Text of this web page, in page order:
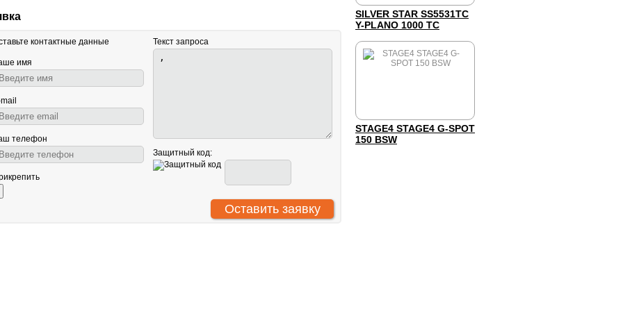
контактные данные
имя
телефон
Текст запроса
Защитный код:
SILVER STAR SS5531TC
Y-PLANO 1000 TC
STAGE4 STAGE4 G-SPOT
150 BSW